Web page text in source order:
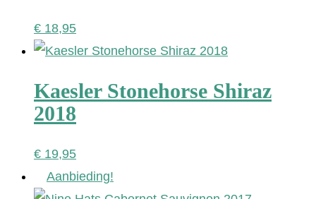
€ 18,95
Kaesler Stonehorse Shiraz
2018
€ 19,95
Aanbieding!